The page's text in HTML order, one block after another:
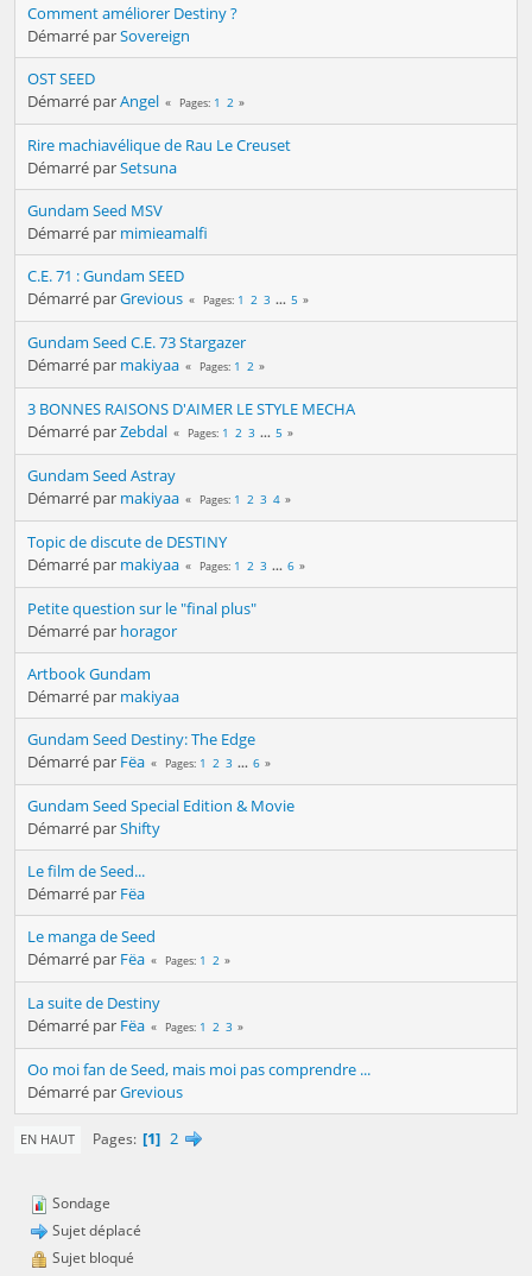
Comment améliorer Destiny ?
Démarré parSovereign
OST SEED
Démarré parAngel Pages 1 2
Rire machiavélique de Rau Le Creuset
Démarré parSetsuna
Gundam Seed MSV
Démarré par mimieamalfi
C.E. 71 : Gundam SEED
Démarré parGrevious Pages 1 2 3 ... 5
Gundam Seed C.E. 73 Stargazer
Démarré par makiyaa Pages 1 2
3 BONNES RAISONS D'AIMER LE STYLE MECHA
Démarré parZebdal Pages 1 2 3 ... 5
Gundam Seed Astray
Démarré par makiyaa Pages 1 2 3 4
Topic de discute de DESTINY
Démarré par makiyaa Pages 1 2 3 ... 6
Petite question sur le "final plus"
Démarré par horagor
Artbook Gundam
Démarré par makiyaa
Gundam Seed Destiny: The Edge
Démarré par Fëa Pages 1 2 3 ... 6
Gundam Seed Special Edition & Movie
Démarré parShifty
Le film de Seed...
Démarré par Fëa
Le manga de Seed
Démarré par Fëa Pages 1 2
La suite de Destiny
Démarré par Fëa Pages 1 2 3
Oo moi fan de Seed, mais moi pas comprendre ...
Démarré parGrevious
EN HAUT Pages 1 2
Sondage
Sujet déplacé
Sujet bloqué